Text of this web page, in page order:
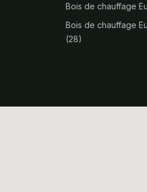
Bois de chauffage
Bois de chauffage
(28)